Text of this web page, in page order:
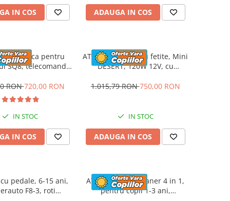
IN COS ADAUGA IN COS
electrica pentru
SQ8, telecomanda
standard, gri
RON720,00 RON
IN STOC
IN COS
ATV electric pentru fetite, Mini
DESERT, 120W 12V, cu
player, bluetooth, roz
1.015,79 RON750,00 RON
IN STOC
ADAUGA IN COS
pedale, 6-15 ani,
F8-3, roti
ATV electric cu maner 4 in 1,
pentru copii 1-3 ani,